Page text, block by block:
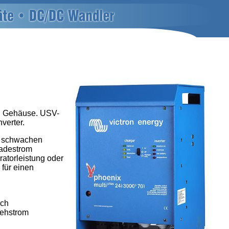
USV-
oder
einen